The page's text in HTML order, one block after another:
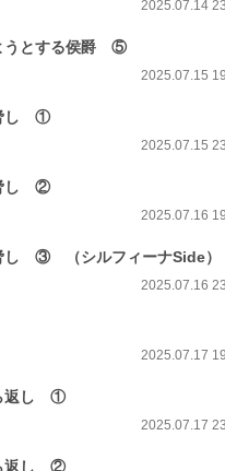
2025.07.14
とする侯爵 ⑤
2025.07.15
し ①
2025.07.15
し ②
2025.07.16
③ （シルフィーナSide）
2025.07.16
2025.07.17
返し ①
2025.07.17
返し ②